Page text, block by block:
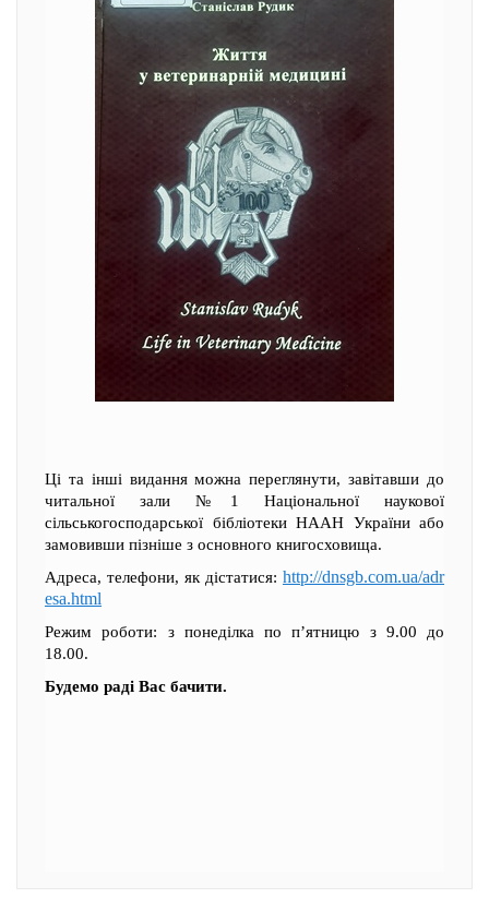
Ці та інші видання можна переглянути, завітавши до
читальної зали №1 Національної наукової
сільськогосподарської бібліотеки НААН України або
замовивши пізніше з основного книгосховища.
Адреса, телефони, як дістатися: http://dnsgb.com.ua/adr
esa.html
Режим роботи: з понеділка по п’ятницю з 9.00 до
18.00.
Будемо раді Вас бачити.